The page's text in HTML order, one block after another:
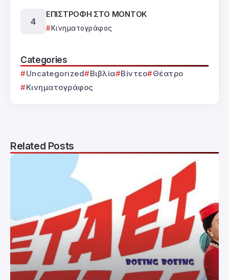
ΕΠΙΣΤΡΟΦΗ ΣΤΟ ΜΟΝΤΟΚ
Κινηματογράφος
Categories
Uncategorized Βιβλία Βίντεο
Θέατρο
Κινηματογράφος
Related Posts